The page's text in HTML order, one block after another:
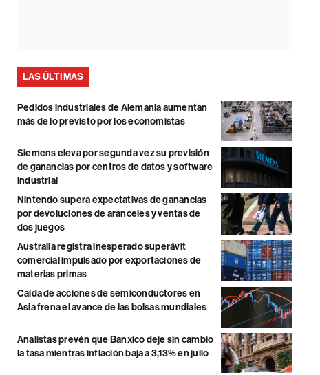
LAS ÚLTIMAS
Pedidos industriales de Alemania aumentan
más de lo previsto por los economistas
Siemens eleva por segunda vez su previsión
de ganancias por centros de datos y software
industrial
Nintendo supera expectativas de ganancias
por devoluciones de aranceles y ventas de
dos juegos
Australia registra inesperado superávit
comercial impulsado por exportaciones de
materias primas
Caída de acciones de semiconductores en
Asia frena el avance de las bolsas mundiales
Analistas prevén que Banxico deje sin cambio
la tasa mientras inflación baja a 3,13% en julio